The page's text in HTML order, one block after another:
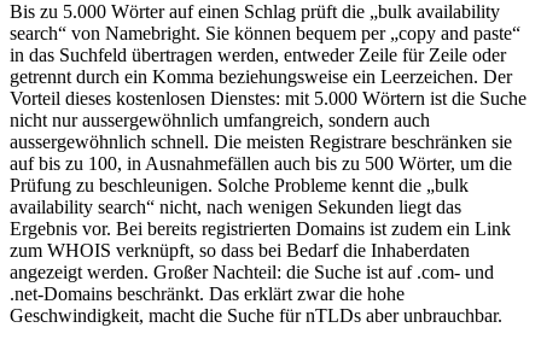
Bis zu 5.000 Wörter auf einen Schlag prüft die „bulk availability
search“ von Namebright. Sie können bequem per „copy and paste“
in das Suchfeld übertragen werden, entweder Zeile für Zeile oder
getrennt durch ein Komma beziehungsweise ein Leerzeichen. Der
Vorteil dieses kostenlosen Dienstes: mit 5.000 Wörtern ist die Suche
nicht nur aussergewöhnlich umfangreich, sondern auch
aussergewöhnlich schnell. Die meisten Registrare beschränken sie
auf bis zu 100, in Ausnahmefällen auch bis zu 500 Wörter, um die
Prüfung zu beschleunigen. Solche Probleme kennt die „bulk
availability search“ nicht, nach wenigen Sekunden liegt das
Ergebnis vor. Bei bereits registrierten Domains ist zudem ein Link
zum WHOIS verknüpft, so dass bei Bedarf die Inhaberdaten
angezeigt werden. Großer Nachteil: die Suche ist auf .com- und
.net-Domains beschränkt. Das erklärt zwar die hohe
Geschwindigkeit, macht die Suche für nTLDs aber unbrauchbar.